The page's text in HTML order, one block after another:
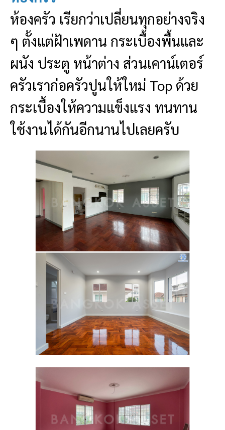
ห้องครัว เรียกว่าเปลี่ยนทุกอย่างจริง
ๆ ตั้งแต่ฝ้าเพดาน กระเบื้องพื้นและ
ผนัง ประตู หน้าต่าง ส่วนเคาน์เตอร์
ครัวเราก่อครัวปูนให้ใหม่ Top ด้วย
กระเบื้องให้ความแข็งแรง ทนทาน
ใช้งานได้กันอีกนานไปเลยครับ